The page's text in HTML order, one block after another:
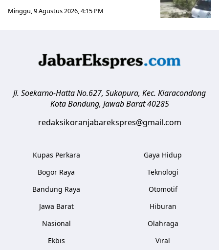
Minggu, 9 Agustus 2026, 4:15 PM
Jl. Soekarno-Hatta No.627, Sukapura, Kec. Kiaracondong
Kota Bandung, Jawab Barat 40285
redaksikoranjabarekspres@gmail.com
Kupas Perkara
Bogor Raya
Bandung Raya
Jawa Barat
Nasional
Ekbis
Gaya Hidup
Teknologi
Otomotif
Hiburan
Olahraga
Viral